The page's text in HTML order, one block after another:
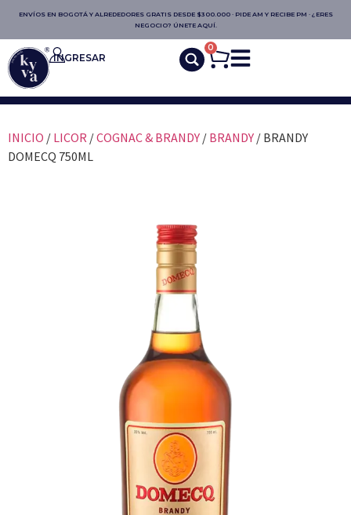
ENVÍOS EN BOGOTÁ Y ALREDEDORES GRATIS DESDE $300.000 · PIDE AM Y RECIBE PM · ¿ERES
NEGOCIO? ÚNETE AQUÍ.
INGRESAR
0
INICIO / LICOR /COGNAC & BRANDY / BRANDY / BRANDY
DOMECQ 750ML